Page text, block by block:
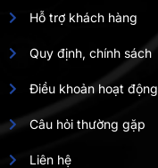
Hỗ trợ khách hàng
Quy định, chính sách
Điều khoản hoạt động
Câu hỏi thường gặp
Liên hệ